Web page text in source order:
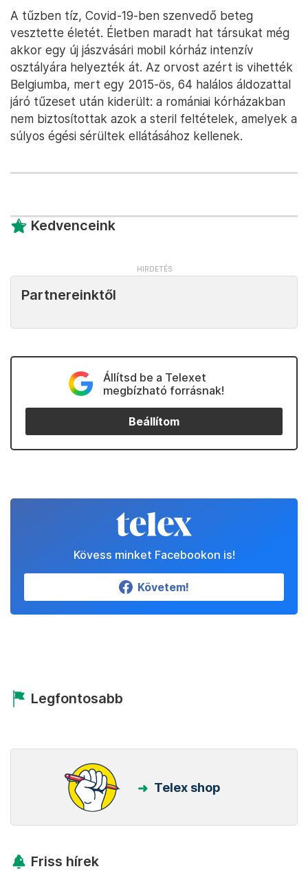
A tűzben tíz, Covid-19-ben szenvedő beteg
vesztette életét. Életben maradt hat társukat még
akkor egy új jászvásári mobil kórház intenzív
osztályára helyezték át. Az orvost azért is vihették
Belgiumba, mert egy 2015-ös, 64 halálos áldozattal
járó tűzeset után kiderült: a romániai kórházakban
nem biztosítottak azok a steril feltételek, amelyek a
súlyos égési sérültek ellátásához kellenek.
Kedvenceink
Partnereinktől
Állítsd be a Telexet
megbízható forrásnak!
Beállítom
Kövess minket Facebookon is!
Követem!
Legfontosabb
Telex shop
Friss hírek